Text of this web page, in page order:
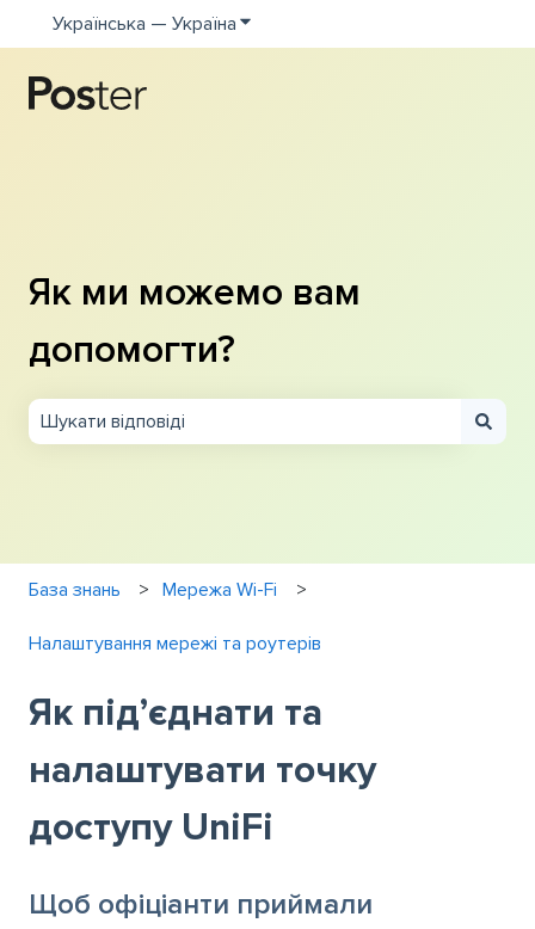
Українська — Україна Показати додаткове меню для
Як ми можемо вам
допомогти?
База знань Мережа Wi-Fi
Налаштування мережі та роутерів
Як під’єднати та
налаштувати точку
доступу UniFi
Щоб офіціанти приймали